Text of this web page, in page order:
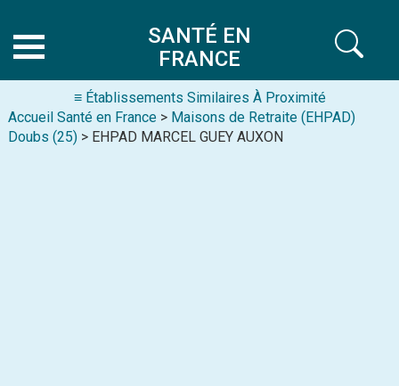
SANTÉ EN
FRANCE
≡ Établissements Similaires À Proximité
Accueil Santé en France > Maisons de Retraite (EHPAD)
Doubs (25) > EHPAD MARCEL GUEY AUXON